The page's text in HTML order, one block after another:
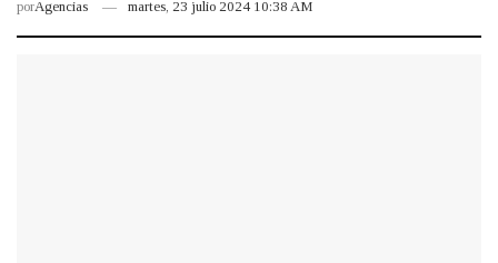
porAgencias martes, 23 julio 2024 10:38 AM